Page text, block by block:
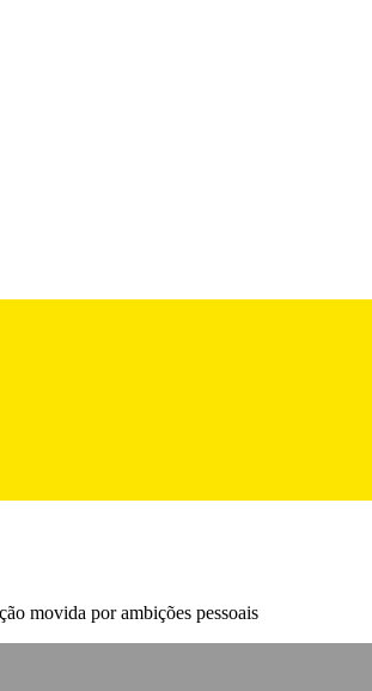
movida por ambições pessoais